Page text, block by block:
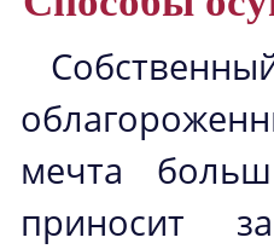
мечта
приносит